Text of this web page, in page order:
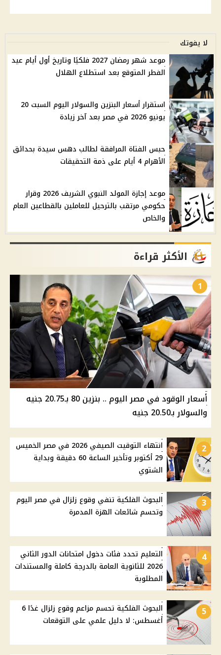
لا يفوتك
موعد شهر رمضان 2027 فلكيًا وتاريخ أول أيام عيد
الفطر المتوقع بعد استطلاع الهلال
استقرار أسعار البنزين والسولار اليوم السبت 20
يونيو 2026 في مصر بعد آخر زيادة
حبس الفتاة المرافقة لطالب دهس سيدة بحدائق
الأهرام 4 أيام على ذمة التحقيقات
موعد إجازة المولد النبوي الشريف 2026 وقرار
حكومي مرتقب بالترحيل للعاملين بالقطاعين العام
والخاص
الأكثر قراءة
1
أسعار الوقود في مصر اليوم .. بنزين 80 بـ20.75 جنيه
والسولار بـ20.50 جنيه
2
انتهاء التوقيت الصيفي 2026 في مصر الخميس
29 أكتوبر وتأخير الساعة 60 دقيقة وبداية
الشتوي
3
البحوث الفلكية تنفي وقوع زلزال في مصر اليوم
وتحسم شائعات الهزة المدمرة
4
التعليم تحدد فئات دخول امتحانات الدور الثاني
2026 للثانوية العامة بالدرجة كاملة والمستندات
المطلوبة
5
البحوث الفلكية تحسم مزاعم وقوع زلزال غدًا 6
أغسطس: لا دليل علمي على التوقعات